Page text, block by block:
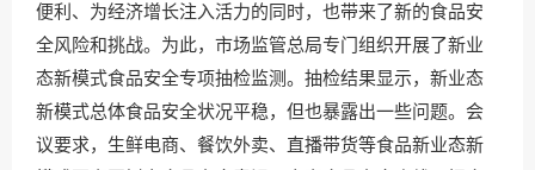
便利、为经济增长注入活力的同时，也带来了新的食品安
全风险和挑战。为此，市场监管总局专门组织开展了新业
态新模式食品安全专项抽检监测。抽检结果显示，新业态
新模式总体食品安全状况平稳，但也暴露出一些问题。会
议要求，生鲜电商、餐饮外卖、直播带货等食品新业态新